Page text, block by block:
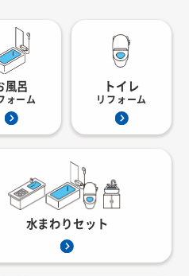
風呂
ォーム
トイレ
リフォーム
水まわりセット